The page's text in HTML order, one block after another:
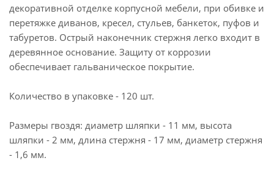
декоративной отделке корпусной мебели, при обивке и
перетяжке диванов, кресел, стульев, банкеток, пуфов и
табуретов. Острый наконечник стержня легко входит в
деревянное основание. Защиту от коррозии
обеспечивает гальваническое покрытие.
Количество в упаковке - 120 шт.
Размеры гвоздя: диаметр шляпки - 11 мм, высота
шляпки - 2 мм, длина стержня - 17 мм, диаметр стержня
- 1,6 мм.